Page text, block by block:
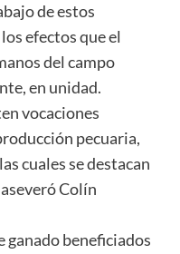
de estos
efectos que el
del campo
en unidad.
vocaciones
pecuaria,
cuales se destacan
Colín
ganado beneficiados